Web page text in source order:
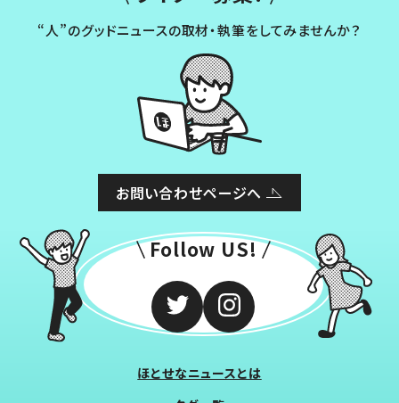
“人”のグッドニュースの取材・執筆をしてみませんか？
お問い合わせページへ
Follow US!
ほとせなニュースとは